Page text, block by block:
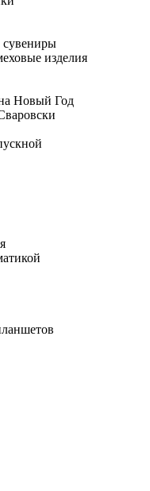
сувениры
изделия
Новый Год